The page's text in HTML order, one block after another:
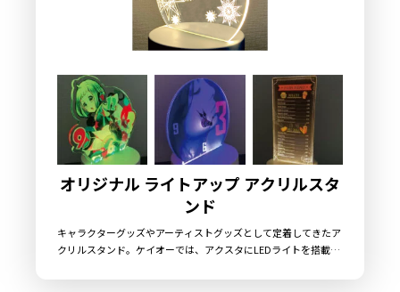
オリジナル ライトアップ アクリルスタ
ンド
キャラクターグッズやアーティストグッズとして定着してきたア
クリルスタンド。ケイオーでは、アクスタにLEDライトを搭載し
おります。これまでのアクスタとはひと味違う雰囲気を演出でき